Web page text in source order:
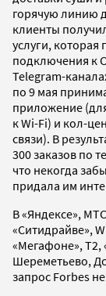
горячую линию
клиенты
услуги, которая
подключения к
Telegram-
по 9 мая
приложение
к Wi-Fi) и кол-
связи). В
300 заказов по
что некогда
придала им
В «Яндексе»,
«Ситидрайве»,
«Мегафоне», Т2,
Шереметьево,
запрос Forbes